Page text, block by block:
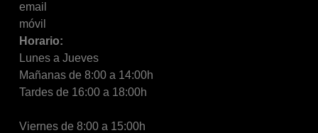
email
móvil
Horario:
Lunes a Jueves
Mañanas de 8:00 a 14:00h
Tardes de 16:00 a 18:00h
Viernes de 8:00 a 15:00h